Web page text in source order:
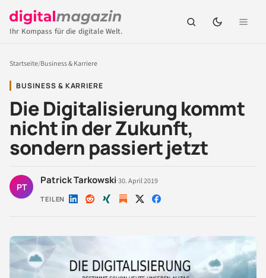
Ihr Kompass für die digitale Welt.
Startseite/Business & Karriere
BUSINESS & KARRIERE
Die Digitalisierung kommt
nicht in der Zukunft,
sondern passiert jetzt
PT
Patrick Tarkowski·30. April 2019
TEILEN Auf Auf Auf Auf Auf